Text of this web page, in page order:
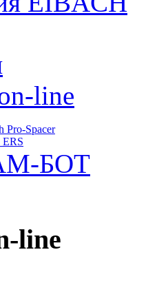
line
Pro-Spacer
БОТ
line